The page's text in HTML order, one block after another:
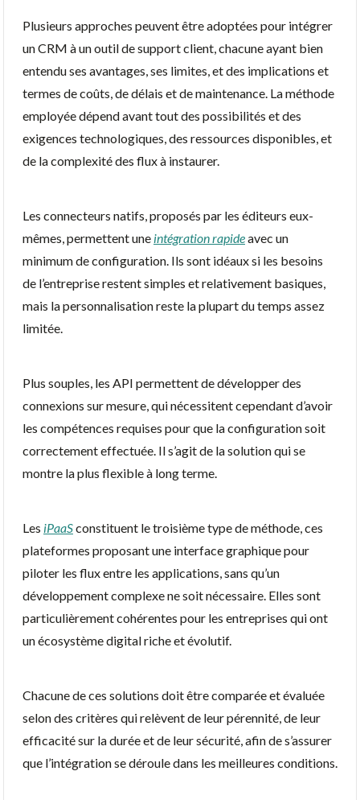
Plusieurs approches peuvent être adoptées pour intégrer
un CRM à un outil de support client, chacune ayant bien
entendu ses avantages, ses limites, et des implications et
termes de coûts, de délais et de maintenance. La méthode
employée dépend avant tout des possibilités et des
exigences technologiques, des ressources disponibles, et
de la complexité des flux à instaurer.
Les connecteurs natifs, proposés par les éditeurs eux-
mêmes, permettent une intégration rapideavec un
minimum de configuration. Ils sont idéaux si les besoins
de l’entreprise restent simples et relativement basiques,
mais la personnalisation reste la plupart du temps assez
limitée.
Plus souples, les API permettent de développer des
connexions sur mesure, qui nécessitent cependant d’avoir
les compétences requises pour que la configuration soit
correctement effectuée. Il s’agit de la solution qui se
montre la plus flexible à long terme.
Les iPaaSconstituent le troisième type de méthode, ces
plateformes proposant une interface graphique pour
piloter les flux entre les applications, sans qu’un
développement complexe ne soit nécessaire. Elles sont
particulièrement cohérentes pour les entreprises qui ont
un écosystème digital riche et évolutif.
Chacune de ces solutions doit être comparée et évaluée
selon des critères qui relèvent de leur pérennité, de leur
efficacité sur la durée et de leur sécurité, afin de s’assurer
que l’intégration se déroule dans les meilleures conditions.